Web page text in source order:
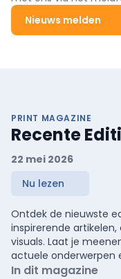
Nieuws melden
PRINT MAGAZINE
Recente
22 mei 2026
Nu lezen
Ontdek de nieuwste
inspirerende
visuals. Laat je
actuele onderwerpen
In dit magazine